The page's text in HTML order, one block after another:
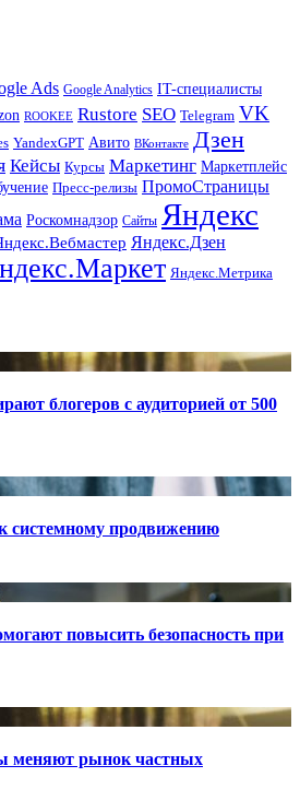
Ads Google Analytics IT-специалисты
ROOKEE Rustore SEO Telegram VK
YandexGPT Авито ВКонтакте Дзен
Кейсы Курсы Маркетинг Маркетплейс
Пресс-релизы ПромоСтраницы
Роскомнадзор Сайты Яндекс
Яндекс.Дзен
Яндекс.Метрика
блогеров с аудиторией от 500
системному продвижению
повысить безопасность при
меняют рынок частных